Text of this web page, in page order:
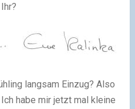
langsam Einzug? Also
habe mir jetzt mal kleine